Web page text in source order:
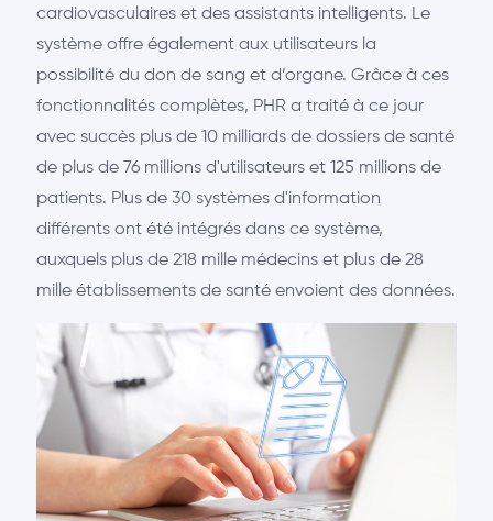
cardiovasculaires et des assistants intelligents. Le
système offre également aux utilisateurs la
possibilité du don de sang et d’organe. Grâce à ces
fonctionnalités complètes, PHR a traité à ce jour
avec succès plus de 10 milliards de dossiers de santé
de plus de 76 millions d'utilisateurs et 125 millions de
patients. Plus de 30 systèmes d'information
différents ont été intégrés dans ce système,
auxquels plus de 218 mille médecins et plus de 28
mille établissements de santé envoient des données.